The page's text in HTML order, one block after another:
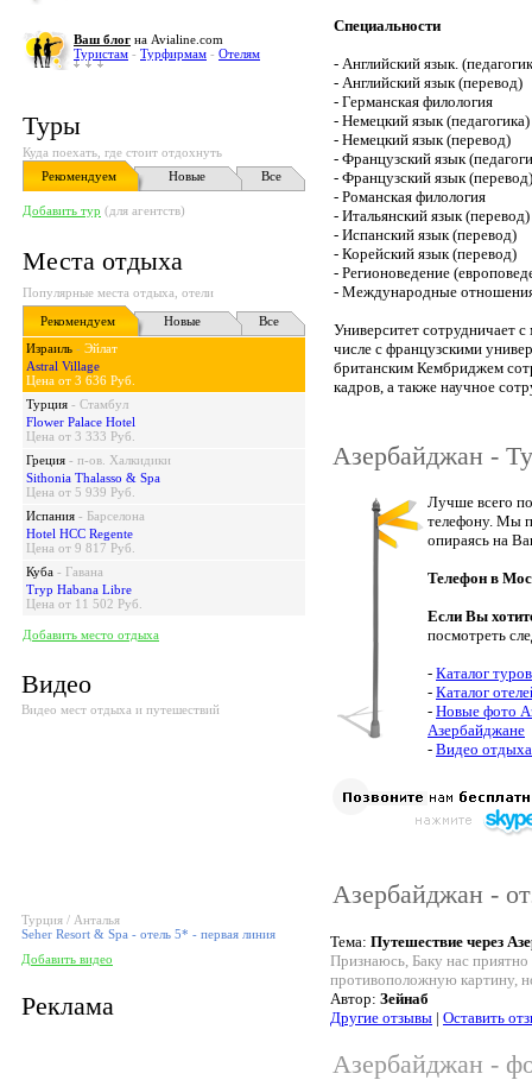
Ваш блог на Avialine.com
Туристам - Турфирмам - Отелям
Туры
Куда поехать, где стоит отдохнуть
Рекомендуем
Новые Все
Добавить тур (для агентств)
Места отдыха
Популярные места отдыха, отели
Рекомендуем
Новые
Все
Израиль - Эйлат
Astral Village
Цена от 3 636 Руб.
Турция - Стамбул
Flower Palace Hotel
Цена от 3 333 Руб.
Греция - п-ов. Халкидики
Sithonia Thalasso & Spa
Цена от 5 939 Руб.
Испания - Барселона
Hotel HCC Regente
Цена от 9 817 Руб.
Куба - Гавана
Tryp Habana Libre
Цена от 11 502 Руб.
Добавить место отдыха
Видео
Видео мест отдыха и путешествий
Турция / Анталья
Seher Resort & Spa - отель 5* - первая линия
Добавить видео
Реклама
Специальности
- Английский язык.
- Английский язык (перевод)
- Германская филология
- Немецкий язык (педагогика)
- Немецкий язык (перевод)
- Французский язык
- Французский язык (перевод)
- Романская филология
- Итальянский язык (перевод)
- Испанский язык (перевод)
- Корейский язык (перевод)
- Регионоведение
- Международные
Университет сотрудничает
числе с французскими
британским Кембриджем
кадров, а также научное
Азербайджан -
Лучше всего
телефону. Мы
опираясь на
Телефон в
Если Вы
посмотреть
- Каталог
- Каталог
- Новые фото
Азербайджане
- Видео
Азербайджан -
Тема: Путешествие через
Признаюсь, Баку нас
противоположную картину,
Автор: Зейнаб
Другие отзывы | Оставить
Азербайджан -